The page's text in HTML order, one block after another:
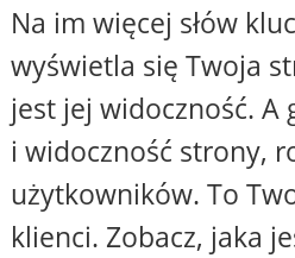
Na im więcej słów
wyświetla się Twoja
jest jej widoczność. A
i widoczność strony,
użytkowników. To
klienci. Zobacz, jaka